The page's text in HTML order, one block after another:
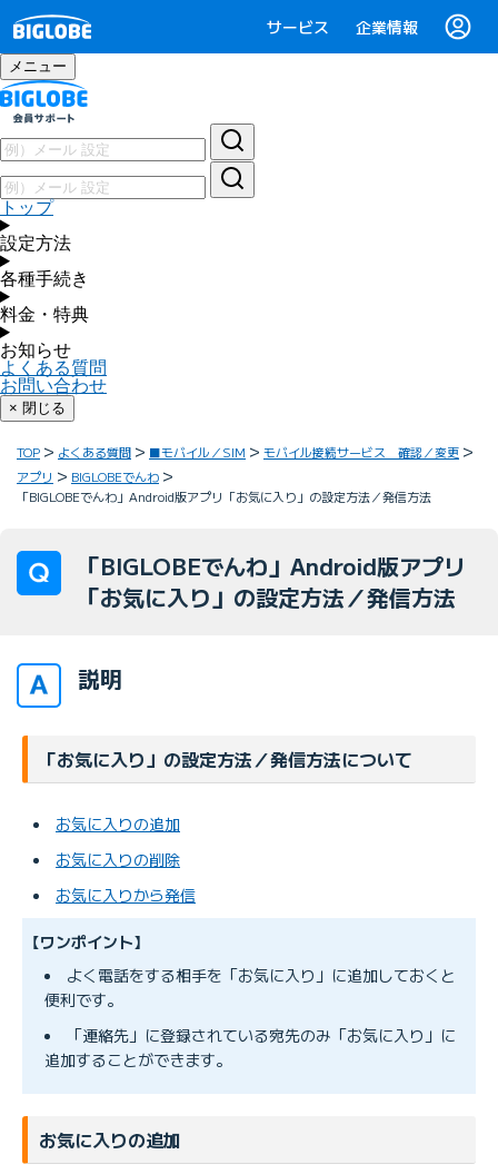
サービス 企業情報
メニュー
トップ
設定方法
各種手続き
料金・特典
お知らせ
よくある質問
お問い合わせ
× 閉じる
TOP よくある質問 ■モバイル／SIM
モバイル接続サービス 確認／変更
アプリ
BIGLOBEでんわ
「BIGLOBEでんわ」Android版アプリ「お気に入り」の設定方法／発信方法
「BIGLOBEでんわ」Android版アプリ
「お気に入り」の設定方法／発信方法
説明
「お気に入り」の設定方法／発信方法について
お気に入りの追加
お気に入りの削除
お気に入りから発信
【ワンポイント】
よく電話をする相手を「お気に入り」に追加しておくと
便利です。
「連絡先」に登録されている宛先のみ「お気に入り」に
追加することができます。
お気に入りの追加